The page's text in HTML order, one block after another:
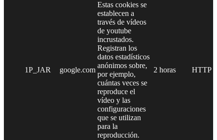
1P_JAR google.com
Estas cookies se
establecen a
través de vídeos
de youtube
incrustados.
Registran los
datos estadísticos
anónimos sobre,
por ejemplo,
cuántas veces se
reproduce el
vídeo y las
configuraciones
que se utilizan
para la
reproducción.
2 horas HTTP